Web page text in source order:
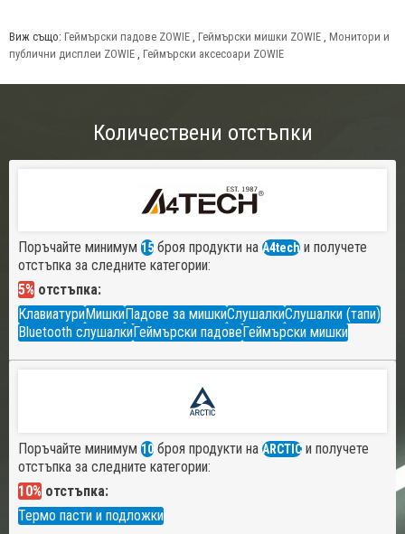
Виж също: Геймърски падове ZOWIE , Геймърски мишки ZOWIE , Монитори и
публични дисплеи ZOWIE , Геймърски аксесоари ZOWIE
Количествени отстъпки
Поръчайте минимум 15 броя продукти на A4tech и получете
отстъпка за следните категории:
5% отстъпка:
КлавиатуриМишкиПадове за мишкиСлушалкиСлушалки (тапи)
Bluetooth слушалкиГеймърски падовеГеймърски мишки
Поръчайте минимум 10 броя продукти на ARCTIC и получете
отстъпка за следните категории:
10% отстъпка:
Термо пасти и подложки